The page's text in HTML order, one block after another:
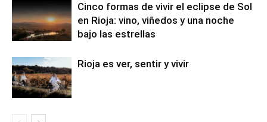
Cinco formas de vivir el eclipse de Sol
en Rioja: vino, viñedos y una noche
bajo las estrellas
Rioja es ver, sentir y vivir